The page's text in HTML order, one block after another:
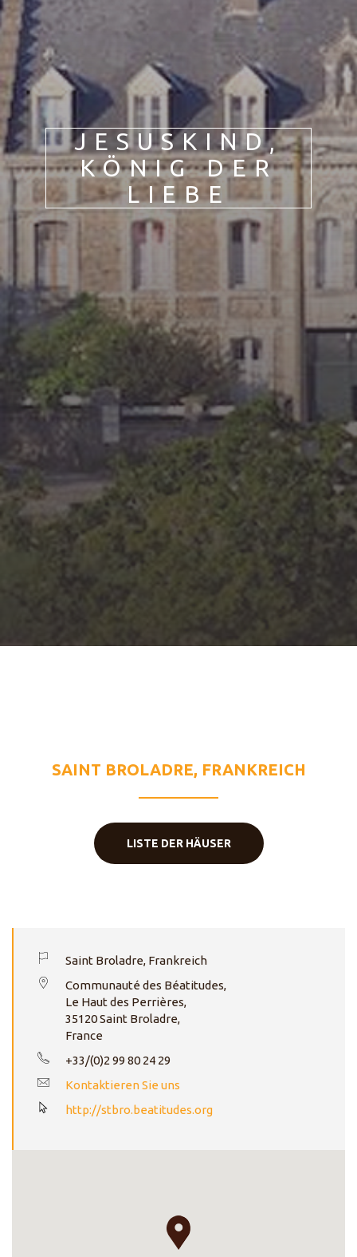
JESUSKIND,
KÖNIG DER
LIEBE
SAINT BROLADRE, FRANKREICH
LISTE DER HÄUSER
Saint Broladre, Frankreich
Communauté des Béatitudes,
Le Haut des Perrières,
35120 Saint Broladre,
France
+33/(0)2 99 80 24 29
Kontaktieren Sie uns
http://stbro.beatitudes.org